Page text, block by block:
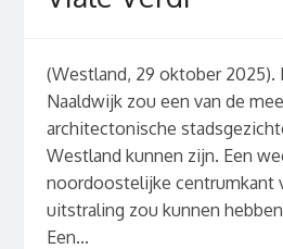
(Westland, 29 oktober 2025).
Naaldwijk zou een van de
architectonische
Westland kunnen zijn. Een
noordoostelijke centrumkant
uitstraling zou kunnen
Een...